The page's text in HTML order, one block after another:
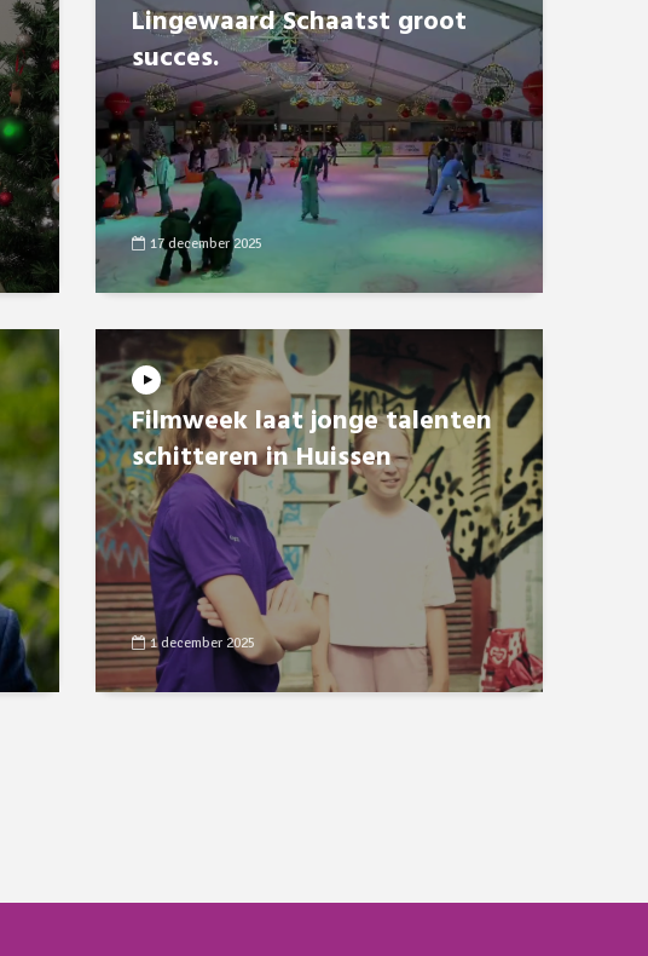
Lingewaard Schaatst groot
succes.
17 december 2025
Filmweek laat jonge talenten
schitteren in Huissen
1 december 2025